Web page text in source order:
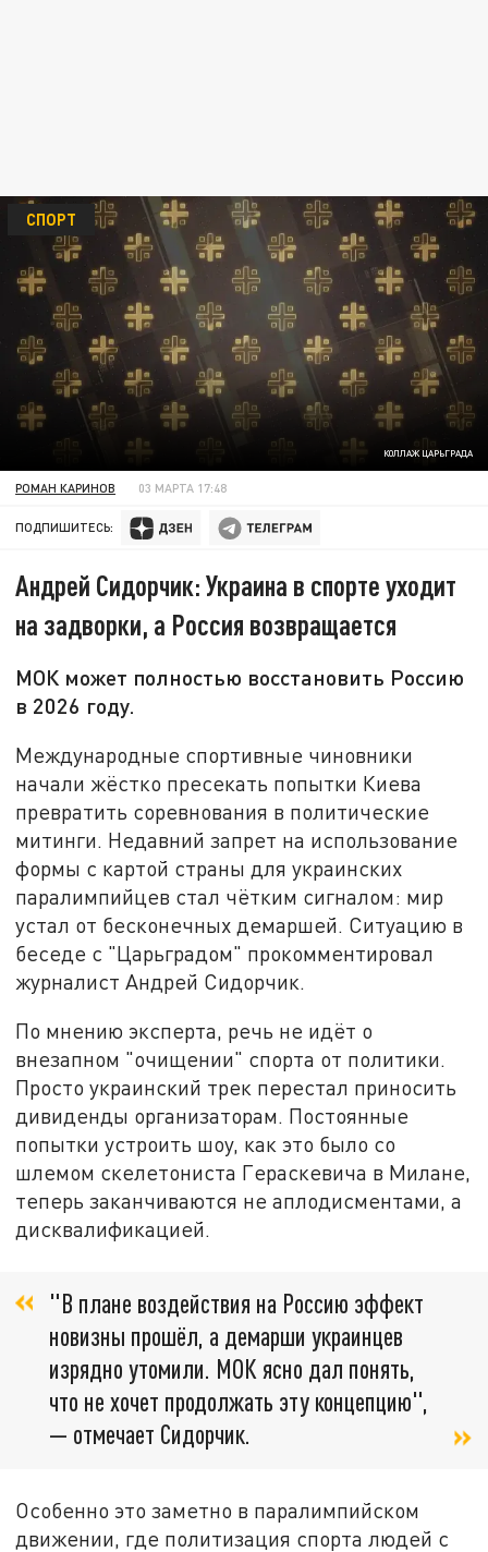
КОЛЛАЖ ЦАРЬГРАДА
СПОРТ
РОМАН КАРИНОВ 03 МАРТА 17:48
ПОДПИШИТЕСЬ:
Андрей Сидорчик: Украина в спорте уходит
на задворки, а Россия возвращается
МОК может полностью восстановить Россию
в 2026 году.
Международные спортивные чиновники
начали жёстко пресекать попытки Киева
превратить соревнования в политические
митинги. Недавний запрет на использование
формы с картой страны для украинских
паралимпийцев стал чётким сигналом: мир
устал от бесконечных демаршей. Ситуацию в
беседе с "Царьградом" прокомментировал
журналист Андрей Сидорчик.
По мнению эксперта, речь не идёт о
внезапном "очищении" спорта от политики.
Просто украинский трек перестал приносить
дивиденды организаторам. Постоянные
попытки устроить шоу, как это было со
шлемом скелетониста Гераскевича в Милане,
теперь заканчиваются не аплодисментами, а
дисквалификацией.
"В плане воздействия на Россию эффект
новизны прошёл, а демарши украинцев
изрядно утомили. МОК ясно дал понять,
что не хочет продолжать эту концепцию",
— отмечает Сидорчик.
Особенно это заметно в паралимпийском
движении, где политизация спорта людей с